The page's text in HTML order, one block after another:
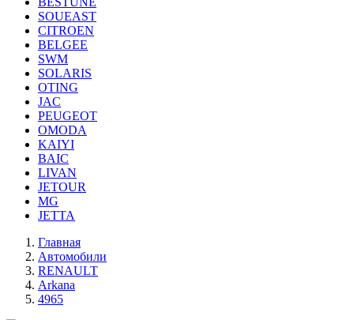
SOUEAST
CITROEN
BELGEE
SWM
SOLARIS
OTING
JAC
PEUGEOT
OMODA
KAIYI
BAIC
LIVAN
JETOUR
MG
JETTA
Главная
Автомобили
RENAULT
Arkana
4965